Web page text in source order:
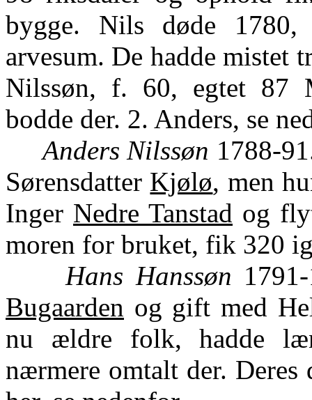
bygge. Nils døde
arvesum. De hadde mistet
Nilssøn, f. 60, egtet 87
bodde der. 2. Anders, se
Anders Nilssøn 1788-
Sørensdatter Kjølø, men
Inger Nedre Tanstad og
moren for bruket, fik 320
Hans Hanssøn
Bugaarden og gift med
nu ældre folk, hadde
nærmere omtalt der.